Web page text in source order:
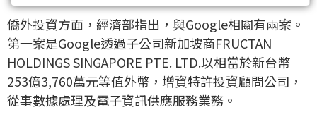
僑外投資方面，經濟部指出，與Google相關有兩案。
第一案是Google透過子公司新加坡商FRUCTAN
HOLDINGS SINGAPORE PTE. LTD.以相當於新台幣
253億3,760萬元等值外幣，增資特許投資顧問公司，
從事數據處理及電子資訊供應服務業務。